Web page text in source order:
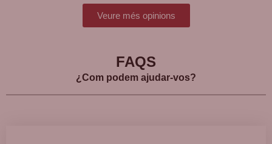
Veure més opinions
FAQS
¿Com podem ajudar-vos?